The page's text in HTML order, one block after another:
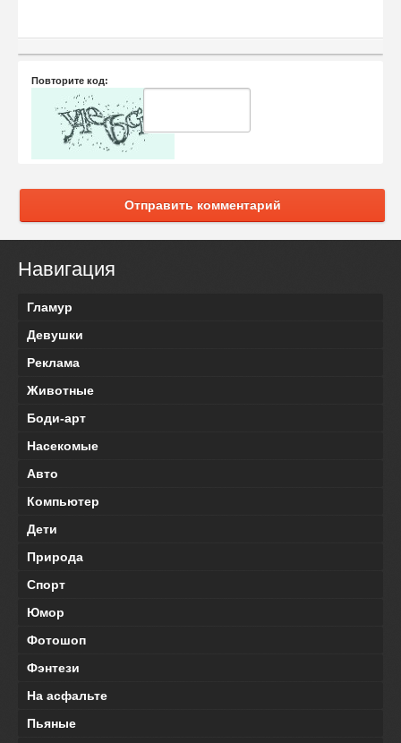
Повторите код:
Отправить комментарий
Навигация
Гламур
Девушки
Реклама
Животные
Боди-арт
Насекомые
Авто
Компьютер
Дети
Природа
Спорт
Юмор
Фотошоп
Фэнтези
На асфальте
Пьяные